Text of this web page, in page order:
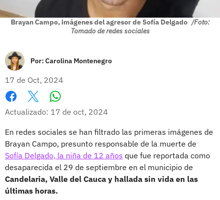
Brayan Campo, imágenes del agresor de Sofía Delgado /Foto:
Tomado de redes sociales
Por:Carolina Montenegro
17 de Oct, 2024
Facebook
X
Actualizado: 17 de oct, 2024
En redes sociales se han filtrado las primeras imágenes de
Brayan Campo, presunto responsable de la muerte de
Sofía Delgado, la niña de 12 años que fue reportada como
desaparecida el 29 de septiembre en el municipio de
Candelaria, Valle del Cauca y hallada sin vida en las
últimas horas.